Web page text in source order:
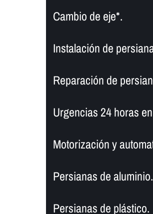
Cambio de eje*.
Instalación de
Reparación de
Urgencias 24 horas
Motorización y
Persianas de aluminio.
Persianas de plástico.